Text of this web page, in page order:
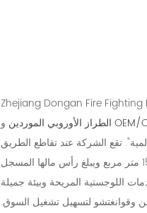
الطراز الأوروبي الموردين و
تقع الشركة عند تقاطع الطريق
السريع الوطني 205 في مقاطعات تشجيانغ وفوجيان وغان، وتغطي مساحة تزيد عن 15000 متر مربع ويبلغ رأس مالها المسجل
وقوانغتشو لتسهيل تشغيل السوق.